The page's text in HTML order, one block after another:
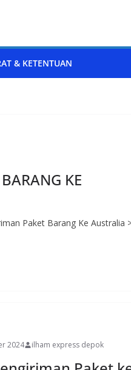
& KETENTUAN
KE
Paket Barang Ke Australia
2024 ilham express depok